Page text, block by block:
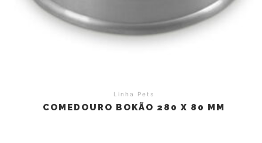
Linha Pets
COMEDOURO BOKÃO 280 X 80 MM